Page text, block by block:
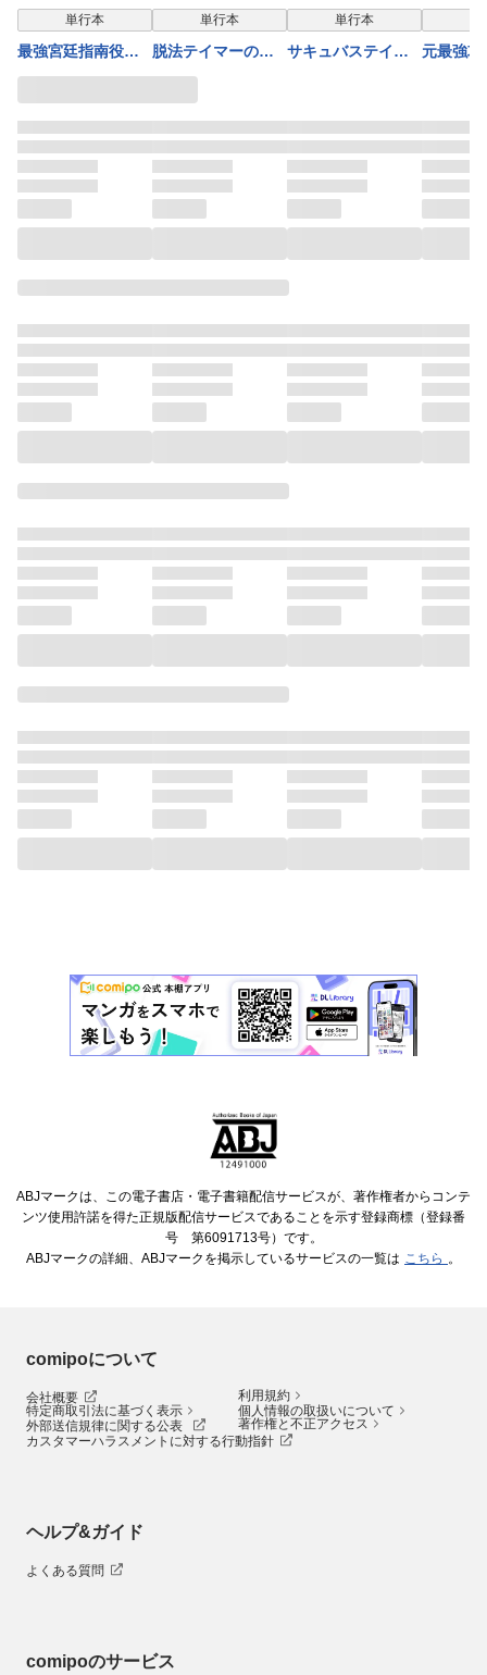
単行本
最強宮廷指南役の
おっさん、追放さ
る～幻となった種
族の美少女たちを
育てて辺境を開拓
単行本
脱法テイマーの成
り上がり冒険譚〜S
者が俺の獣魔にな
っテイマす〜 THE
COMIC 8
表示制限中
単行本
サキュバステイマ
く最強のサキュバ
スとはじめる魔族
領開拓（コミッ
元最強
う～コー
をしてき
人気アイ
ABJマークは、この電子書店・電子書籍配信サービスが、著作権者からコンテ
ンツ使用許諾を得た正規版配信サービスであることを示す登録商標（登録番
号 第6091713号）です。
ABJマークの詳細、ABJマークを掲示しているサービスの一覧は こちら 。
comipoについて
会社概要
利用規約
特定商取引法に基づく表示
個人情報の取扱いについて
外部送信規律に関する公表
著作権と不正アクセス
カスタマーハラスメントに対する行動指針
ヘルプ&ガイド
よくある質問
comipoのサービス